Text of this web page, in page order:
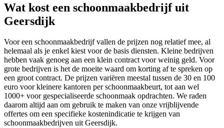
Wat kost een schoonmaakbedrijf uit
Geersdijk
Voor een schoonmaakbedrijf vallen de prijzen nog relatief mee, al
helemaal als je enkel kiest voor de basis diensten. Kleine bedrijven
hebben vaak genoeg aan een klein contract voor weinig geld. Voor
grote bedrijven is het de moeite waard om korting af te spreken op
een groot contract. De prijzen variëren meestal tussen de 30 en 100
euro voor kleinere kantoren per schoonmaakbeurt, tot aan wel
1000+ voor gespecialiseerde schoonmaak opdrachten. We raden
daarom altijd aan om gebruik te maken van onze vrijblijvende
offertes om een specifieke kostenindicatie te krijgen van
schoonmaakbedrijven uit Geersdijk.